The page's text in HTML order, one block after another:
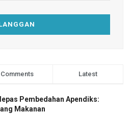
Comments Latest
Pembedahan Apendiks:
Makanan